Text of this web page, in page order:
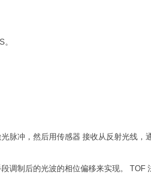
脉冲，然后用传感器 接收从反射光线
调制后的光波的相位偏移来实现。 TOF